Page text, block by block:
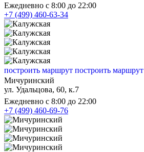
Ежедневно с 8:00 до 22:00
+7 (499) 460-63-34
построить маршрут построить маршрут
Мичуринский
ул. Удальцова, 60, к.7
Ежедневно с 8:00 до 22:00
+7 (499) 460-69-76